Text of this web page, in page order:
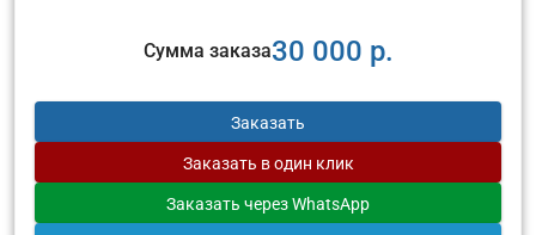
Сумма заказа30 000 р.
Заказать
Заказать в один клик
Заказать через WhatsApp